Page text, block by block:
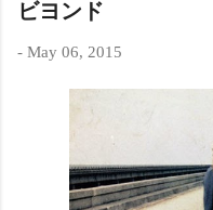
ビヨンド
- May 06, 2015